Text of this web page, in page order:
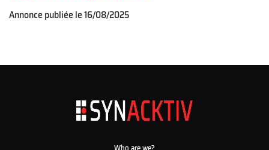
Annonce publiée le16/08/2025